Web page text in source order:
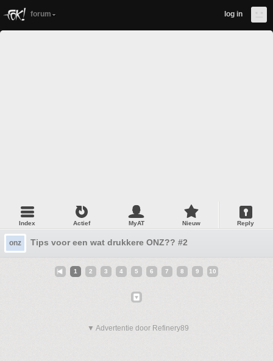
forum log in
Index Actief MyAT Nieuw Reply
onz Tips voor een wat drukkere ONZ?? #2
1 2 3 4 5 6 7 8 9 10
▼ Advertentie door Refinery89